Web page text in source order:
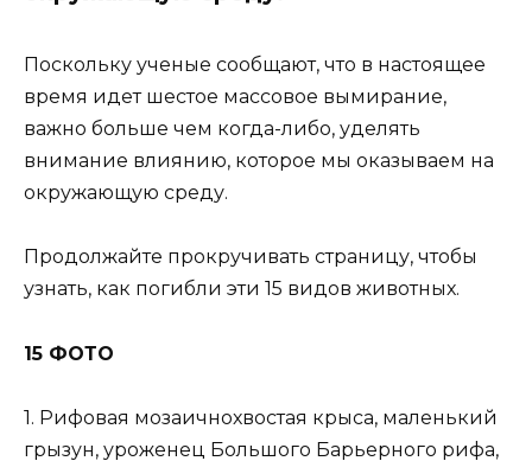
Поскольку ученые сообщают, что в настоящее
время идет шестое массовое вымирание,
важно больше чем когда-либо, уделять
внимание влиянию, которое мы оказываем на
окружающую среду.
Продолжайте прокручивать страницу, чтобы
узнать, как погибли эти 15 видов животных.
15 ФОТО
1. Рифовая мозаичнохвостая крыса, маленький
грызун, уроженец Большого Барьерного рифа,